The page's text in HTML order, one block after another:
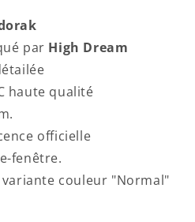
par High Dream
haute qualité
officielle
fenêtre.
variante couleur "Normal"